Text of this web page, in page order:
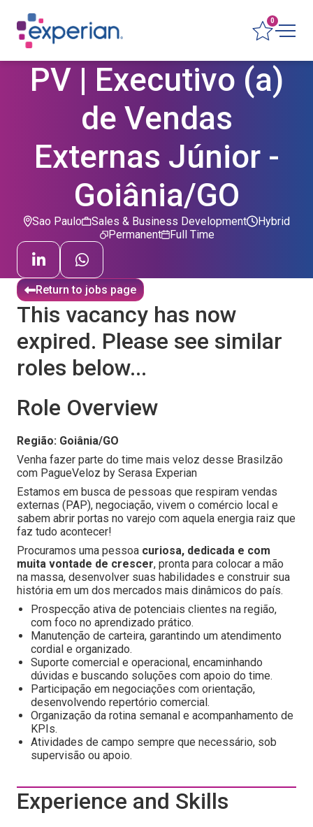
0
PV | Executivo (a)
de Vendas
Externas Júnior -
Goiânia/GO
Sao Paulo
Sales & Business Development
Permanent
Hybrid
Full Time
Return to jobs page
This vacancy has now
expired. Please see similar
roles below...
Role Overview
Região: Goiânia/GO
Venha fazer parte do time mais veloz desse Brasilzão
com PagueVeloz by Serasa Experian
Estamos em busca de pessoas que respiram vendas
externas (PAP), negociação, vivem o comércio local e
sabem abrir portas no varejo com aquela energia raiz que
faz tudo acontecer!
Procuramos uma pessoa curiosa, dedicada e com
muita vontade de crescer, pronta para colocar a mão
na massa, desenvolver suas habilidades e construir sua
história em um dos mercados mais dinâmicos do país.
Prospecção ativa de potenciais clientes na região,
com foco no aprendizado prático.
Manutenção de carteira, garantindo um atendimento
cordial e organizado.
Suporte comercial e operacional, encaminhando
dúvidas e buscando soluções com apoio do time.
Participação em negociações com orientação,
desenvolvendo repertório comercial.
Organização da rotina semanal e acompanhamento de
KPIs.
Atividades de campo sempre que necessário, sob
supervisão ou apoio.
Experience and Skills